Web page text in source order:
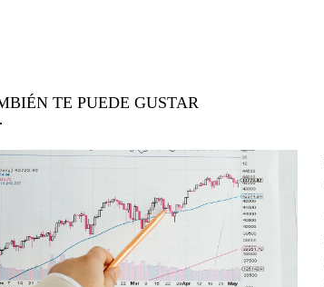
TE PUEDE GUSTAR